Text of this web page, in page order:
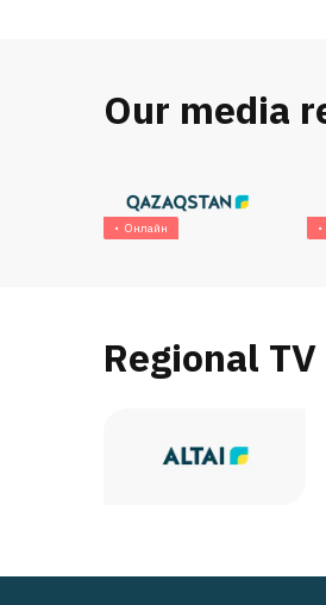
Our media
Онлайн
Regional